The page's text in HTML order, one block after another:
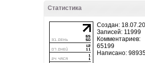
Статистика
Создан:
Записей: 11999
Комментариев:
65199
Написано: